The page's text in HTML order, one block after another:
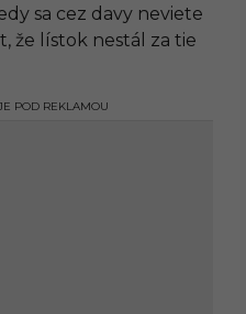
sa cez davy neviete
že lístok nestál za tie
POD REKLAMOU